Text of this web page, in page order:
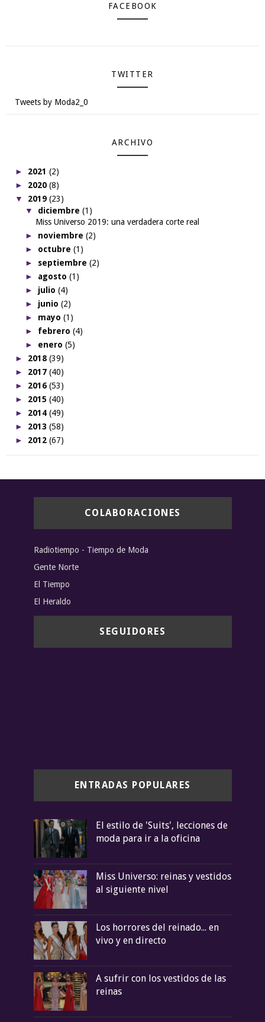
FACEBOOK
TWITTER
Tweets by Moda2_0
ARCHIVO
► 2021 (2)
► 2020 (8)
▼ 2019 (23)
▼ diciembre (1)
Miss Universo 2019: una verdadera corte real
► noviembre (2)
► octubre (1)
► septiembre (2)
► agosto (1)
► julio (4)
► junio (2)
► mayo (1)
► febrero (4)
► enero (5)
► 2018 (39)
► 2017 (40)
► 2016 (53)
► 2015 (40)
► 2014 (49)
► 2013 (58)
► 2012 (67)
COLABORACIONES
Radiotiempo - Tiempo de Moda
Gente Norte
El Tiempo
El Heraldo
SEGUIDORES
ENTRADAS POPULARES
El estilo de 'Suits', lecciones de
moda para ir a la oficina
Miss Universo: reinas y vestidos
al siguiente nivel
Los horrores del reinado... en
vivo y en directo
A sufrir con los vestidos de las
reinas